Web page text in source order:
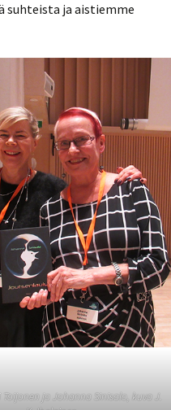
suhteista ja aistiemme
Toijonen ja Johanna Sinisalo, kuva J.